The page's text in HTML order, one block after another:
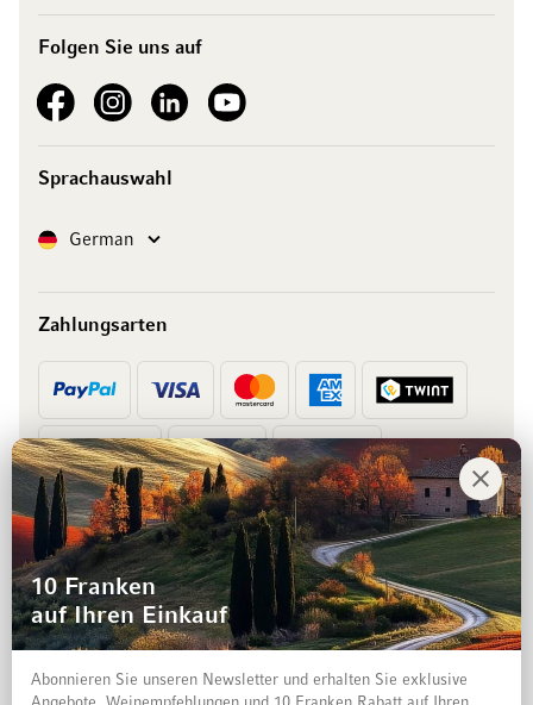
Folgen Sie uns auf
See our FacebookSee our Instagram account
See our LinkedInSee our YouTube channel
Sprachauswahl
SpracheGerman
Zahlungsarten
Vorkasse Rechnung
10 Franken
auf Ihren Einkauf
Abonnieren Sie unseren Newsletter und erhalten Sie exklusive